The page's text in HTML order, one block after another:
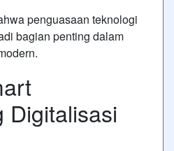
penguasaan teknologi
bagian penting dalam
Digitalisasi